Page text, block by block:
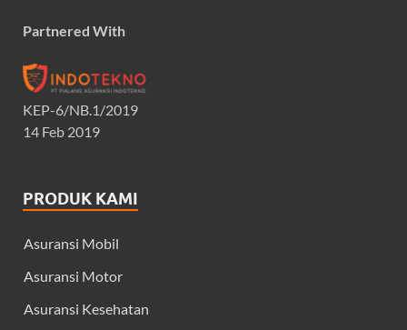
Partnered With
KEP-6/NB.1/2019
14 Feb 2019
PRODUK KAMI
Asuransi Mobil
Asuransi Motor
Asuransi Kesehatan